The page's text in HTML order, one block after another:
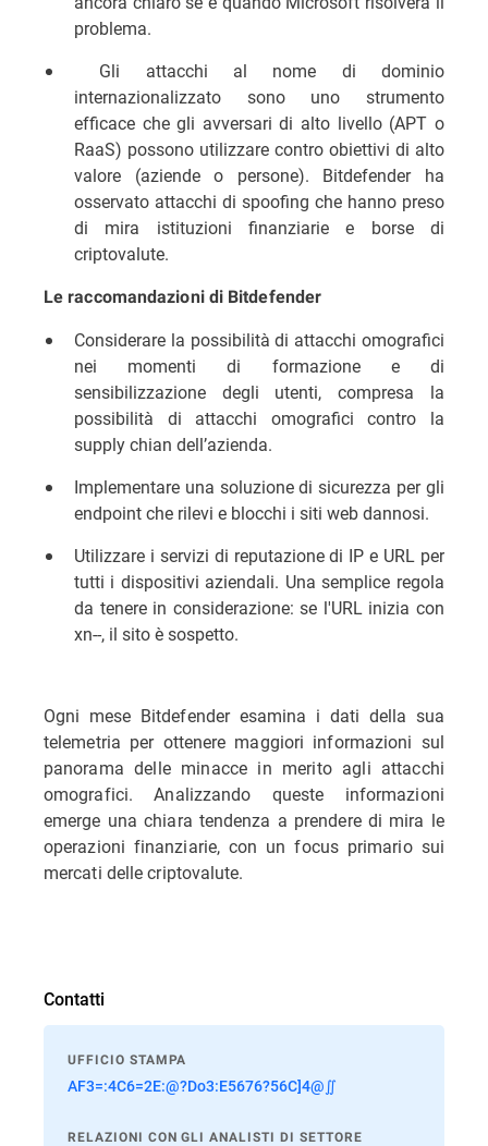
problema.
Gli attacchi al nome di dominio
internazionalizzato sono uno strumento
efficace che gli avversari di alto livello (APT o
RaaS) possono utilizzare contro obiettivi di alto
valore (aziende o persone). Bitdefender ha
osservato attacchi di spoofing che hanno preso
di mira istituzioni finanziarie e borse di
criptovalute.
Le raccomandazioni di Bitdefender
Considerare la possibilità di attacchi omografici
nei momenti di formazione e di
sensibilizzazione degli utenti, compresa la
possibilità di attacchi omografici contro la
supply chian dell’azienda.
Implementare una soluzione di sicurezza per gli
endpoint che rilevi e blocchi i siti web dannosi.
Utilizzare i servizi di reputazione di IP e URL per
tutti i dispositivi aziendali. Una semplice regola
da tenere in considerazione: se l'URL inizia con
xn--, il sito è sospetto.
Ogni mese Bitdefender esamina i dati della sua
telemetria per ottenere maggiori informazioni sul
panorama delle minacce in merito agli attacchi
omografici. Analizzando queste informazioni
emerge una chiara tendenza a prendere di mira le
operazioni finanziarie, con un focus primario sui
mercati delle criptovalute.
Contatti
UFFICIO STAMPA
AF3=:4C6=2E:@?Do3:E5676?56C]4@∬
RELAZIONI CON GLI ANALISTI DI SETTORE